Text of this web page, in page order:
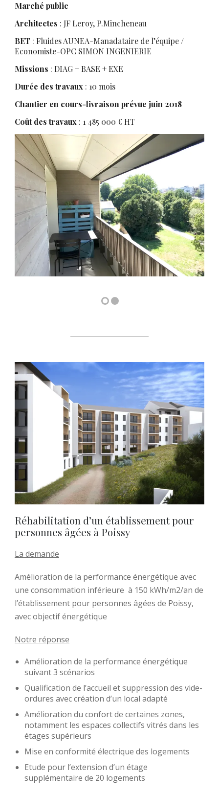
Marché public
Architectes : JF Leroy, P.Mincheneau
BET : Fluides AUNEA-Manadataire de l’équipe /
Economiste-OPC SIMON INGENIERIE
Missions : DIAG + BASE + EXE
Durée des travaux : 10 mois
Chantier en cours-livraison prévue juin 2018
Coût des travaux : 1 485 000 € HT
Réhabilitation d’un établissement pour
personnes âgées à Poissy
La demande
Amélioration de la performance énergétique avec
une consommation inférieure à 150 kWh/m2/an de
l’établissement pour personnes âgées de Poissy,
avec objectif énergétique
Notre réponse
Amélioration de la performance énergétique
suivant 3 scénarios
Qualification de l’accueil et suppression des vide-
ordures avec création d’un local adapté
Amélioration du confort de certaines zones,
notamment les espaces collectifs vitrés dans les
étages supérieurs
Mise en conformité électrique des logements
Etude pour l’extension d’un étage
supplémentaire de 20 logements